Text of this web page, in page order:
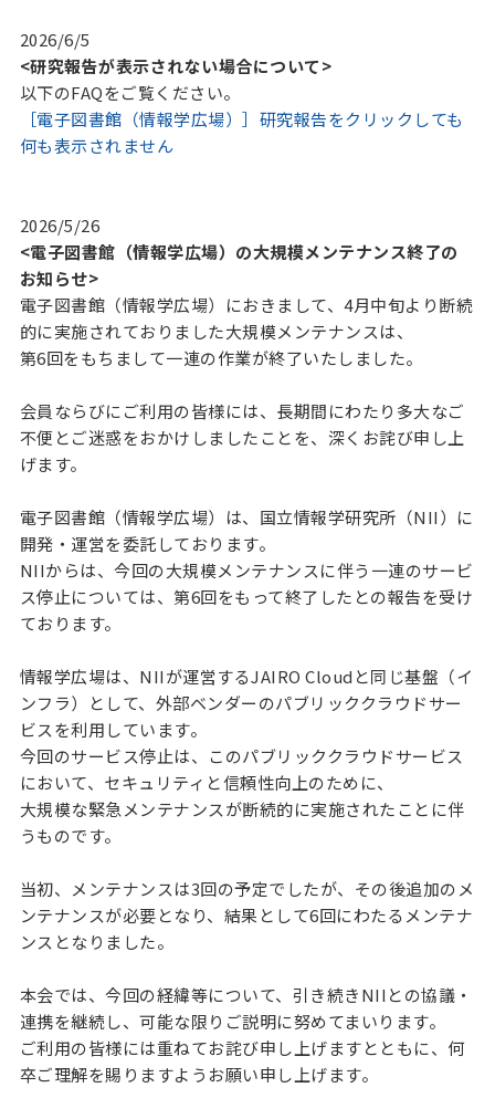
2026/6/5
<研究報告が表示されない場合について>
以下のFAQをご覧ください。
［電子図書館（情報学広場）］研究報告をクリックしても
何も表示されません
2026/5/26
<電子図書館（情報学広場）の大規模メンテナンス終了の
お知らせ>
電子図書館（情報学広場）におきまして、4月中旬より断続
的に実施されておりました大規模メンテナンスは、
第6回をもちまして一連の作業が終了いたしました。
会員ならびにご利用の皆様には、長期間にわたり多大なご
不便とご迷惑をおかけしましたことを、深くお詫び申し上
げます。
電子図書館（情報学広場）は、国立情報学研究所（NII）に
開発・運営を委託しております。
NIIからは、今回の大規模メンテナンスに伴う一連のサービ
ス停止については、第6回をもって終了したとの報告を受け
ております。
情報学広場は、NIIが運営するJAIRO Cloudと同じ基盤（イ
ンフラ）として、外部ベンダーのパブリッククラウドサー
ビスを利用しています。
今回のサービス停止は、このパブリッククラウドサービス
において、セキュリティと信頼性向上のために、
大規模な緊急メンテナンスが断続的に実施されたことに伴
うものです。
当初、メンテナンスは3回の予定でしたが、その後追加のメ
ンテナンスが必要となり、結果として6回にわたるメンテナ
ンスとなりました。
本会では、今回の経緯等について、引き続きNIIとの協議・
連携を継続し、可能な限りご説明に努めてまいります。
ご利用の皆様には重ねてお詫び申し上げますとともに、何
卒ご理解を賜りますようお願い申し上げます。